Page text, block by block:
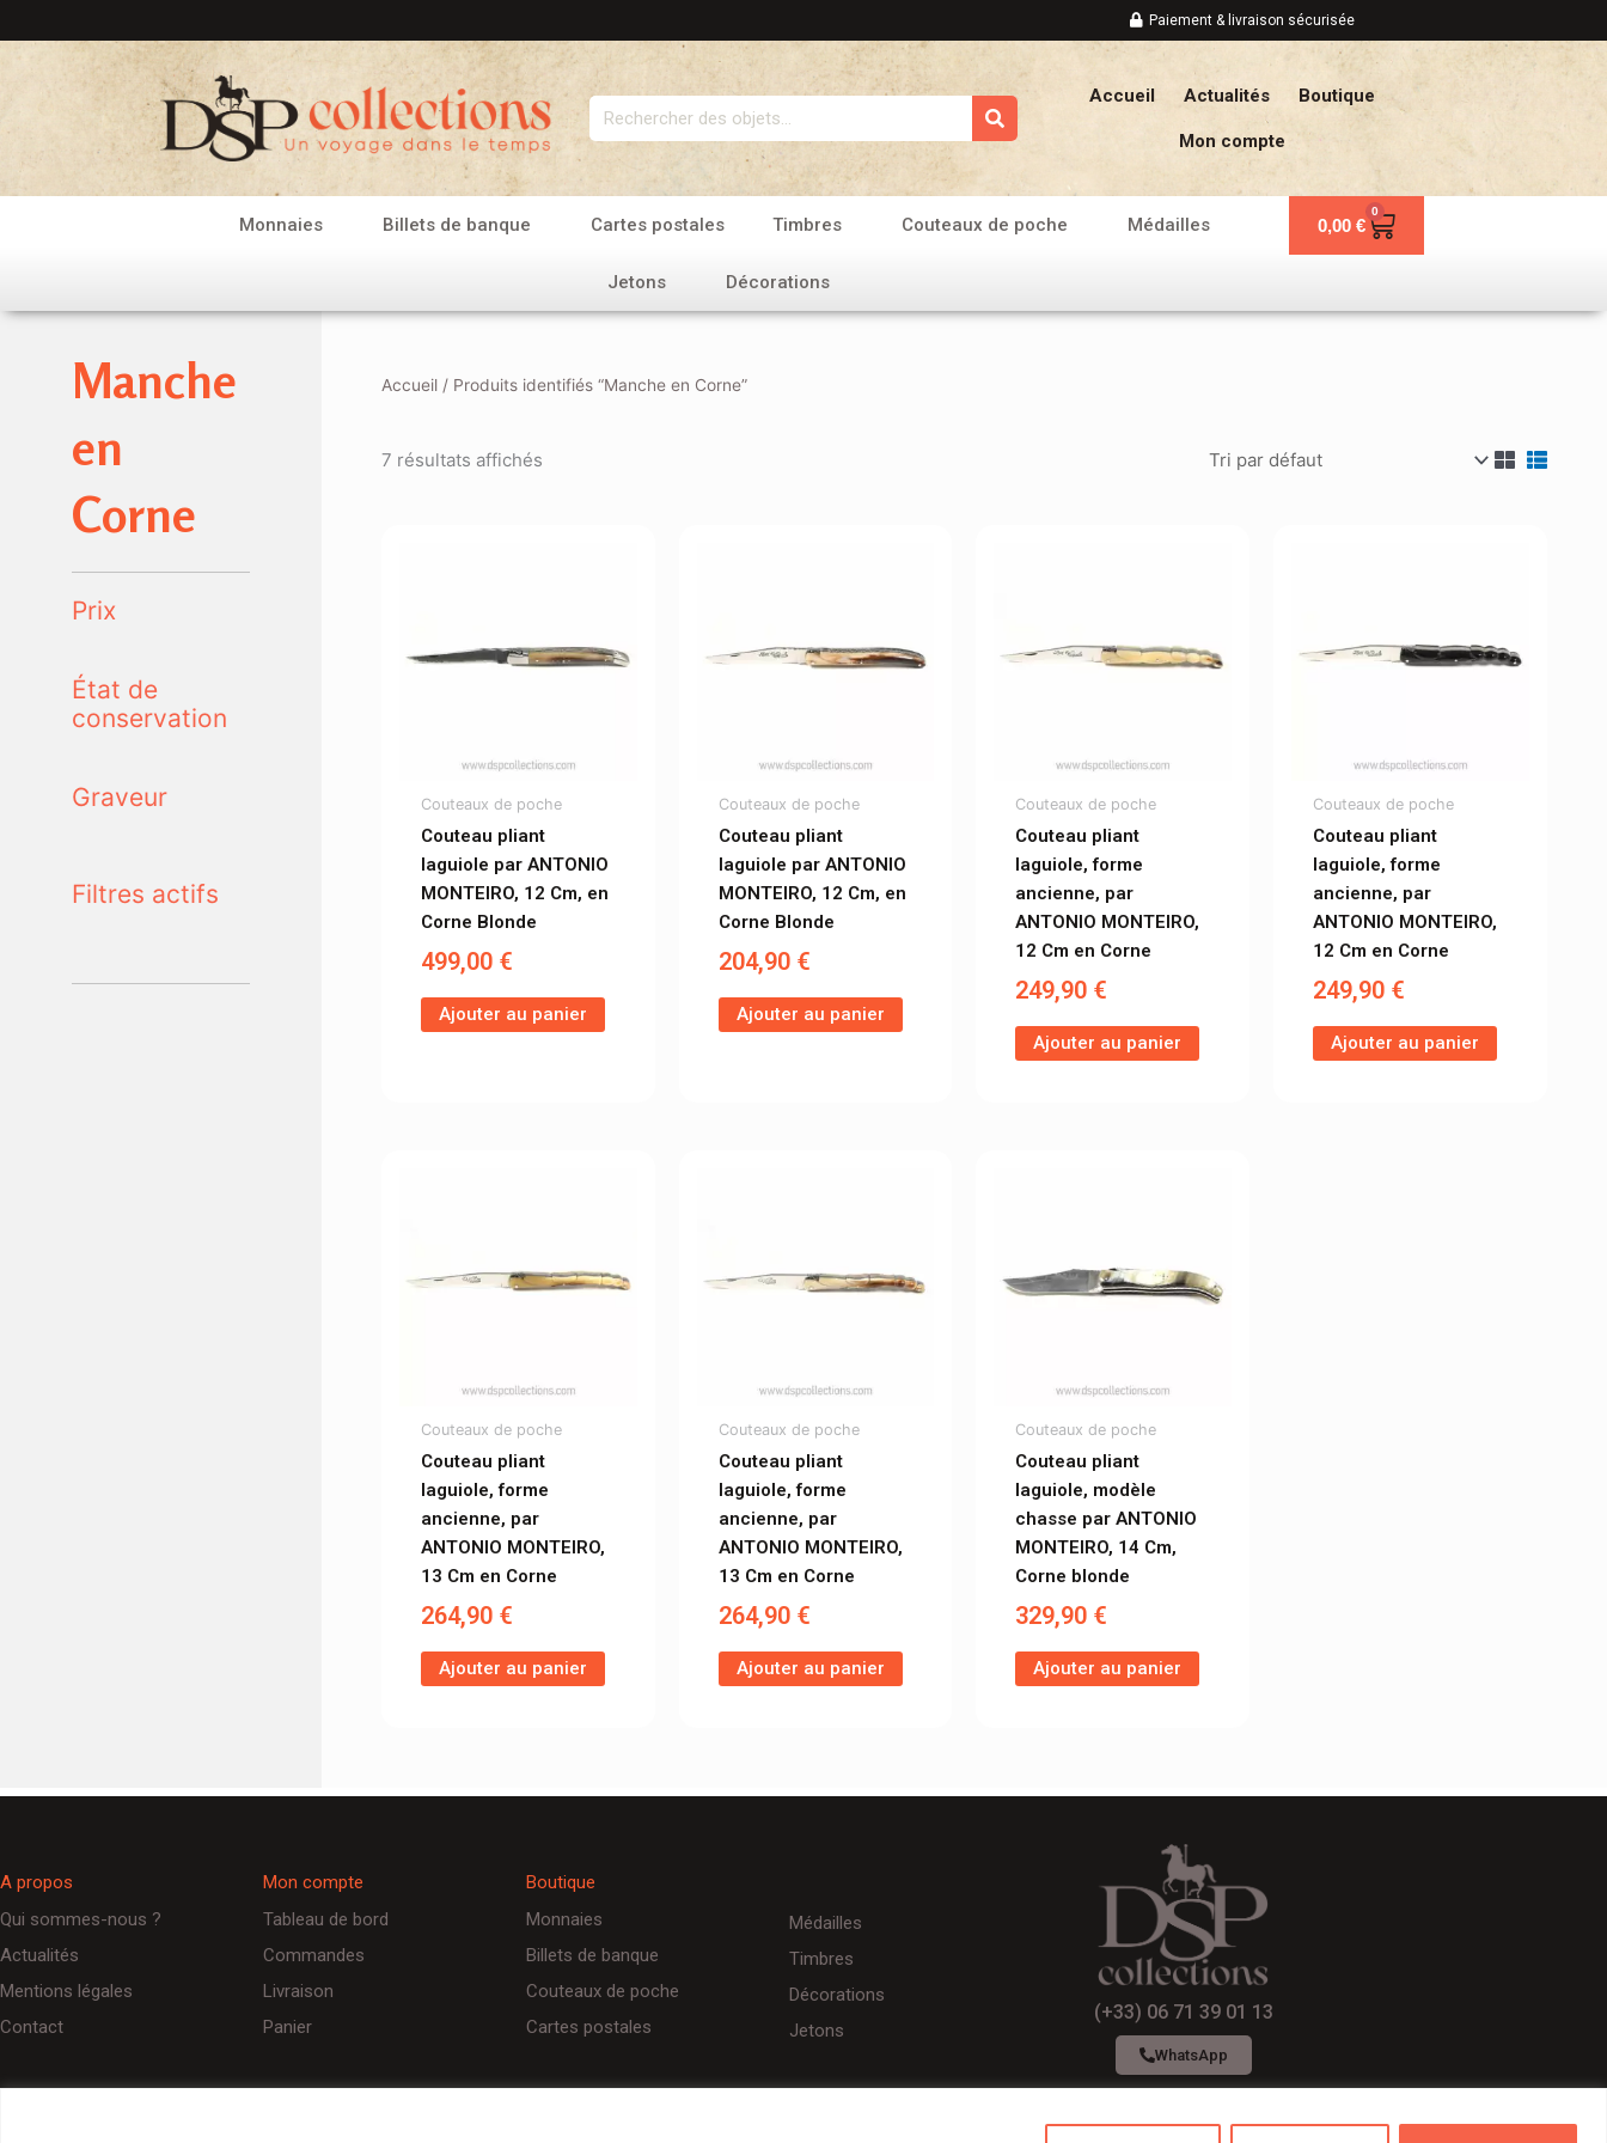
au
contenu
Paiement & livraison sécurisée
Rechercher
Accueil Actualités Boutique
Mon compte
Monnaies Billets de banque Cartes postales Timbres Couteaux de poche Médailles
Jetons Décorations
0,00 €
0
Panier
Manche
en
Corne
Prix
État de
conservation
Graveur
Filtres actifs
Accueil/ Produits identifiés “Manche en Corne”
7 résultats affichés
Couteaux de poche
Couteau pliant
laguiole par ANTONIO
MONTEIRO, 12 Cm, en
Corne Blonde
499,00 €
Ajouter au panier
Couteaux de poche
Couteau pliant
laguiole par ANTONIO
MONTEIRO, 12 Cm, en
Corne Blonde
204,90 €
Ajouter au panier
Couteaux de poche
Couteau pliant
laguiole, forme
ancienne, par
ANTONIO MONTEIRO,
12 Cm en Corne
249,90 €
Ajouter au panier
Couteaux de poche
Couteau pliant
laguiole, forme
ancienne, par
ANTONIO MONTEIRO,
12 Cm en Corne
249,90 €
Ajouter au panier
Couteaux de poche
Couteau pliant
laguiole, forme
ancienne, par
ANTONIO MONTEIRO,
13 Cm en Corne
264,90 €
Ajouter au panier
Couteaux de poche
Couteau pliant
laguiole, forme
ancienne, par
ANTONIO MONTEIRO,
13 Cm en Corne
264,90 €
Ajouter au panier
Couteaux de poche
Couteau pliant
laguiole, modèle
chasse par ANTONIO
MONTEIRO, 14 Cm,
Corne blonde
329,90 €
Ajouter au panier
A propos
Qui sommes-nous ?
Actualités
Mentions légales
Contact
Mon compte
Tableau de bord
Commandes
Livraison
Panier
Boutique
Monnaies
Billets de banque
Couteaux de poche
Cartes postales
Médailles
Timbres
Décorations
Jetons
(+33) 06 71 39 01 13
WhatsApp